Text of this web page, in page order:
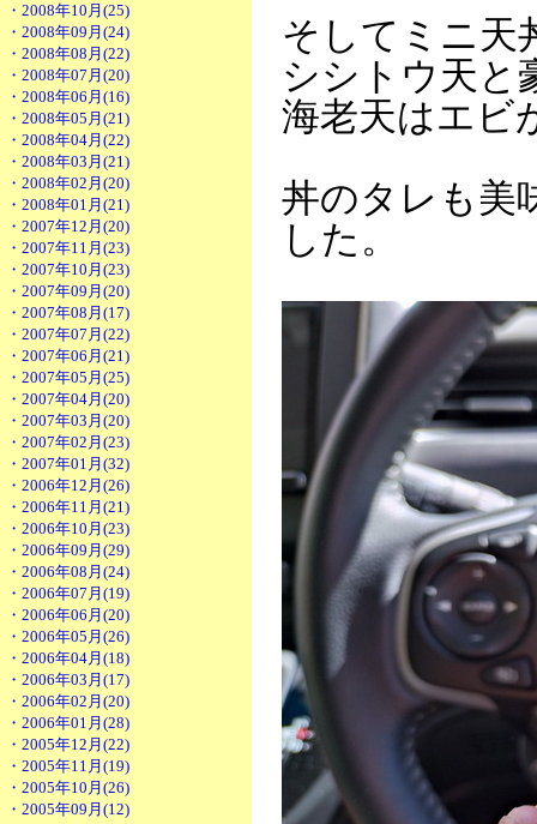
・2008年10月(25)
・2008年09月(24)
・2008年08月(22)
・2008年07月(20)
・2008年06月(16)
・2008年05月(21)
・2008年04月(22)
・2008年03月(21)
・2008年02月(20)
・2008年01月(21)
・2007年12月(20)
・2007年11月(23)
・2007年10月(23)
・2007年09月(20)
・2007年08月(17)
・2007年07月(22)
・2007年06月(21)
・2007年05月(25)
・2007年04月(20)
・2007年03月(20)
・2007年02月(23)
・2007年01月(32)
・2006年12月(26)
・2006年11月(21)
・2006年10月(23)
・2006年09月(29)
・2006年08月(24)
・2006年07月(19)
・2006年06月(20)
・2006年05月(26)
・2006年04月(18)
・2006年03月(17)
・2006年02月(20)
・2006年01月(28)
・2005年12月(22)
・2005年11月(19)
・2005年10月(26)
・2005年09月(12)
そしてミニ天
シシトウ天と
海老天はエビ
丼のタレも美
した。